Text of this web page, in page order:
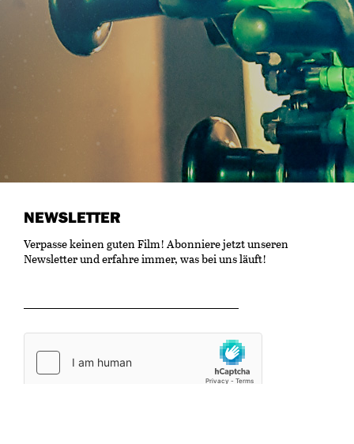
NEWSLETTER
Verpasse keinen guten Film! Abonniere jetzt unseren
Newsletter und erfahre immer, was bei uns läuft!